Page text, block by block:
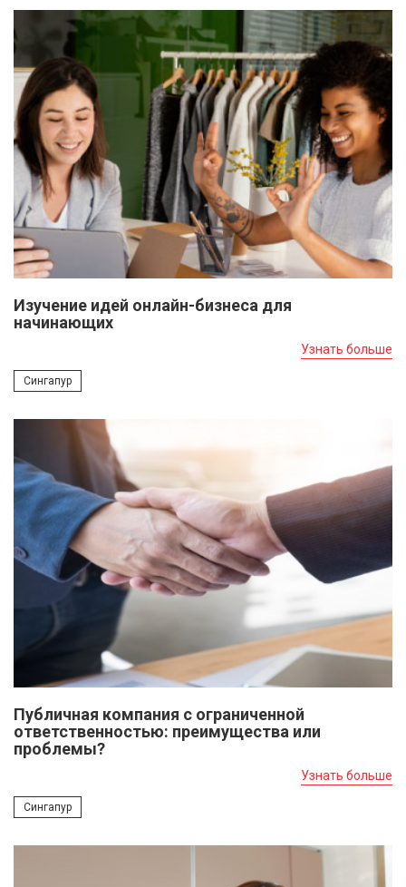
Изучение идей онлайн-бизнеса для
начинающих
Узнать больше
Сингапур
Публичная компания с ограниченной
ответственностью: преимущества или
проблемы?
Узнать больше
Сингапур